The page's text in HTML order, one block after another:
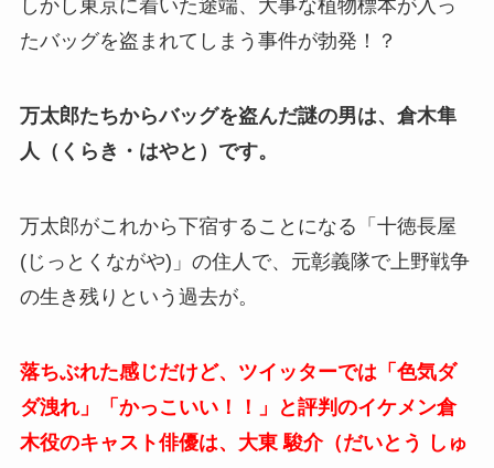
しかし東京に着いた途端、大事な植物標本が入っ
たバッグを盗まれてしまう事件が勃発！？
万太郎たちからバッグを盗んだ謎の男は、倉木隼
人（くらき・はやと）です。
万太郎がこれから下宿することになる「十徳長屋
(じっとくながや)」の住人で、 元彰義隊で上野戦争
の生き残りという過去が。
落ちぶれた感じだけど、ツイッターでは「色気ダ
ダ洩れ」「かっこいい！！」と評判のイケメン倉
木役のキャスト俳優は、大東 駿介（だいとう しゅ